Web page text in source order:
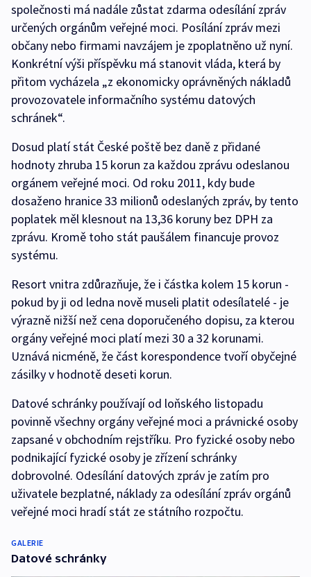
společnosti má nadále zůstat zdarma odesílání zpráv
určených orgánům veřejné moci. Posílání zpráv mezi
občany nebo firmami navzájem je zpoplatněno už nyní.
Konkrétní výši příspěvku má stanovit vláda, která by
přitom vycházela „z ekonomicky oprávněných nákladů
provozovatele informačního systému datových
schránek“.
Dosud platí stát České poště bez daně z přidané
hodnoty zhruba 15 korun za každou zprávu odeslanou
orgánem veřejné moci. Od roku 2011, kdy bude
dosaženo hranice 33 milionů odeslaných zpráv, by tento
poplatek měl klesnout na 13,36 koruny bez DPH za
zprávu. Kromě toho stát paušálem financuje provoz
systému.
Resort vnitra zdůrazňuje, že i částka kolem 15 korun -
pokud by ji od ledna nově museli platit odesílatelé - je
výrazně nižší než cena doporučeného dopisu, za kterou
orgány veřejné moci platí mezi 30 a 32 korunami.
Uznává nicméně, že část korespondence tvoří obyčejné
zásilky v hodnotě deseti korun.
Datové schránky používají od loňského listopadu
povinně všechny orgány veřejné moci a právnické osoby
zapsané v obchodním rejstříku. Pro fyzické osoby nebo
podnikající fyzické osoby je zřízení schránky
dobrovolné. Odesílání datových zpráv je zatím pro
uživatele bezplatné, náklady za odesílání zpráv orgánů
veřejné moci hradí stát ze státního rozpočtu.
GALERIE
Datové schránky